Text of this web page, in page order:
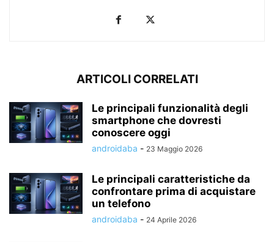
ARTICOLI CORRELATI
Le principali funzionalità degli
smartphone che dovresti
conoscere oggi
androidaba - 23 Maggio 2026
Le principali caratteristiche da
confrontare prima di acquistare
un telefono
androidaba - 24 Aprile 2026